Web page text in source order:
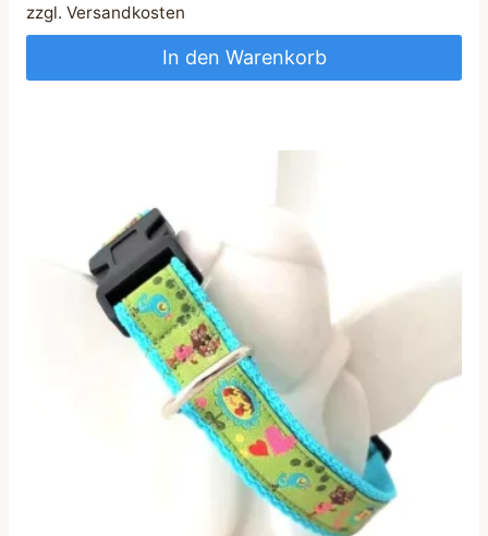
zzgl. Versandkosten
In den Warenkorb